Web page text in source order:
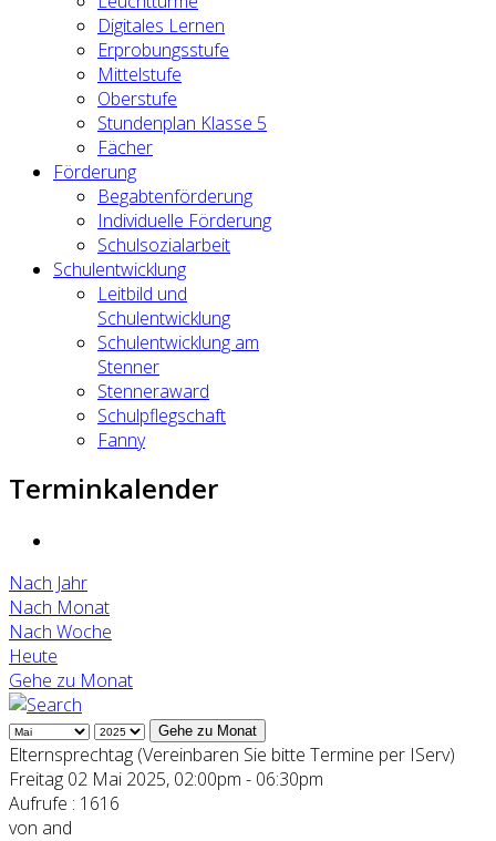
Digitales Lernen
Erprobungsstufe
Mittelstufe
Oberstufe
Stundenplan Klasse 5
Fächer
Förderung
Begabtenförderung
Individuelle Förderung
Schulsozialarbeit
Schulentwicklung
Leitbild und
Schulentwicklung
Schulentwicklung am
Stenner
Stenneraward
Schulpflegschaft
Fanny
Terminkalender
Nach Jahr
Nach Monat
Nach Woche
Heute
Gehe zu Monat
Gehe zu Monat
Elternsprechtag (Vereinbaren Sie bitte Termine per IServ)
Freitag 02 Mai 2025, 02:00pm - 06:30pm
Aufrufe : 1616
von and